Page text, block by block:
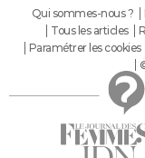
Qui sommes-nous ?
Tous les articles
Paramétrer les cookies